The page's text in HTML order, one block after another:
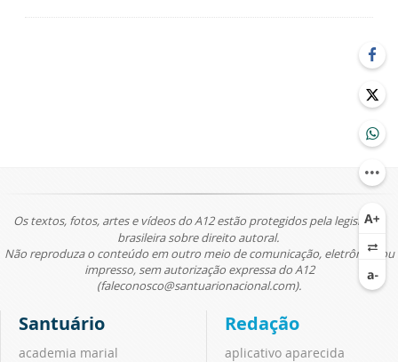
Os textos, fotos, artes e vídeos do A12 estão protegidos pela legislação
brasileira sobre direito autoral.
Não reproduza o conteúdo em outro meio de comunicação, eletrônico ou
impresso, sem autorização expressa do A12
(faleconosco@santuarionacional.com).
Santuário
academia marial
Redação
aplicativo aparecida